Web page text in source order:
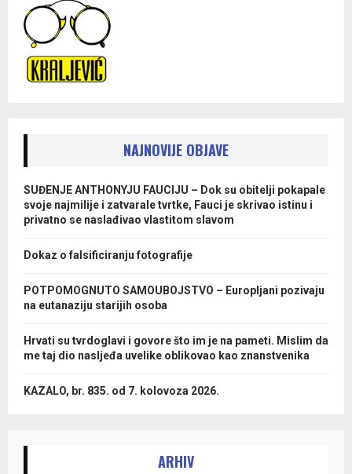
NAJNOVIJE OBJAVE
SUĐENJE ANTHONYJU FAUCIJU – Dok su obitelji pokapale
svoje najmilije i zatvarale tvrtke, Fauci je skrivao istinu i
privatno se naslađivao vlastitom slavom
Dokaz o falsificiranju fotografije
POTPOMOGNUTO SAMOUBOJSTVO – Europljani pozivaju
na eutanaziju starijih osoba
Hrvati su tvrdoglavi i govore što im je na pameti. Mislim da
me taj dio nasljeđa uvelike oblikovao kao znanstvenika
KAZALO, br. 835. od 7. kolovoza 2026.
ARHIV